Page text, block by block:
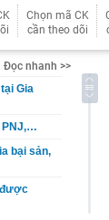
Chọn mã CK
cần theo dõi
Đọc nhanh >>
Gia
PNJ,…
bại sản,
được